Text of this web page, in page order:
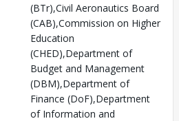
(BTr),Civil Aeronautics Board
(CAB),Commission on Higher
Education
(CHED),Department of
Budget and Management
(DBM),Department of
Finance (DoF),Department
of Information and